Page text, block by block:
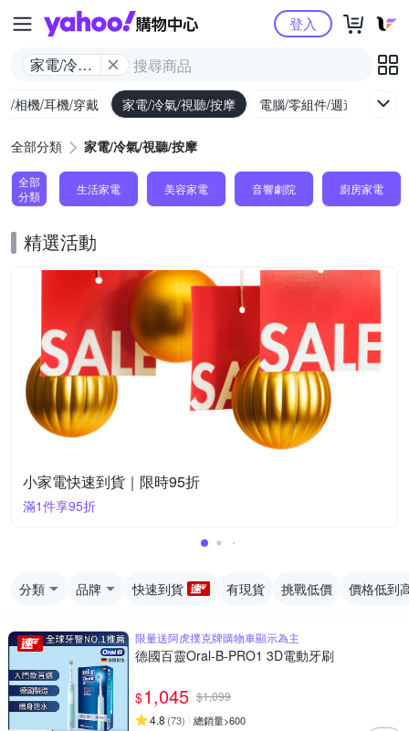
Yahoo購物中心
家電/冷氣/
登入
/相機/耳機/穿戴 家電/冷氣/視聽/按摩 電腦/零組件/週邊/遊戲
全部分類 家電/冷氣/視聽/按摩
全部
分類
生活家電 美容家電 音響劇院 廚房家電
精選活動
小家電快速到貨｜限時95折
滿1件享95折
分類 品牌 快速到貨 有現貨 挑戰低價 價格低到
限量送阿虎撲克牌購物車顯示為主
德國百靈Oral-B-PRO1 3D電動牙刷
$1,045 $1,099
4.8 (73) 總銷量>600